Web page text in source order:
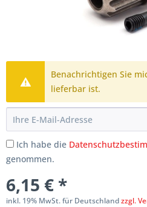
Benachrichtigen Sie
lieferbar ist.
Ich habe die
genommen.
6,15 € *
inkl. 19% MwSt. für Deutschlandzzgl.